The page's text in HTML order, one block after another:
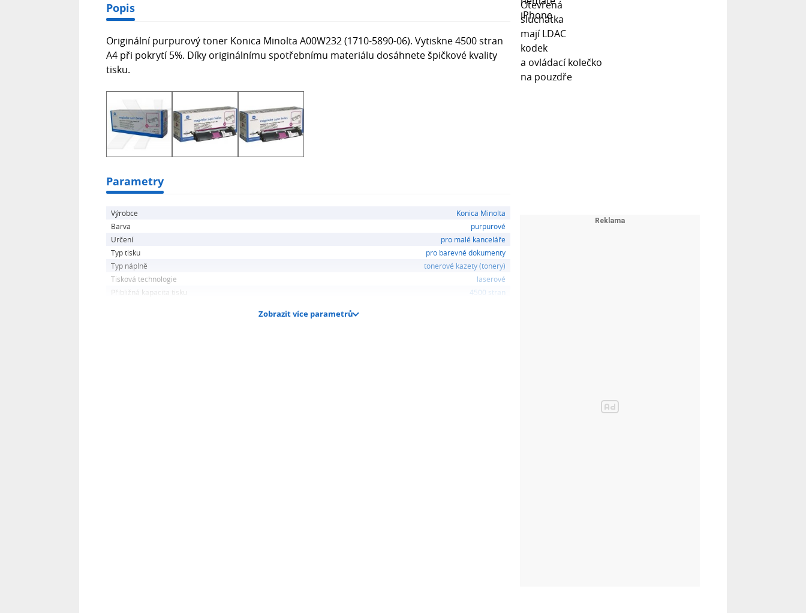
Popis
Originální purpurový toner Konica Minolta A00W232 (1710-5890-06). Vytiskne 4500 stran
A4 při pokrytí 5%. Díky originálnímu spotřebnímu materiálu dosáhnete špičkové kvality
tisku.
Parametry
Výrobce
Konica Minolta
Barva
purpurové
Určení
pro malé kanceláře
Typ tisku
pro barevné dokumenty
Typ náplně
tonerové kazety (tonery)
Tisková technologie
laserové
Přibližná kapacita tisku
4500 stran
Zobrazit více parametrů